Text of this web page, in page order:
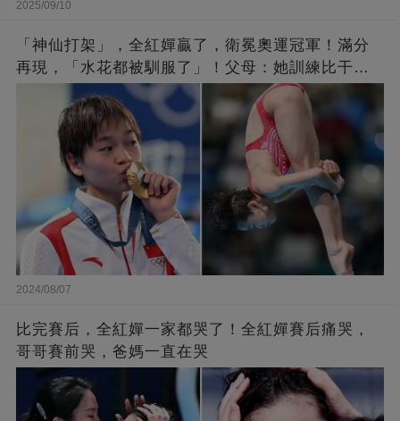
2025/09/10
「神仙打架」，全紅嬋贏了，衛冕奧運冠軍！滿分
再現，「水花都被馴服了」！父母：她訓練比干農
活累百倍！陳芋汐惜敗，獲得銀牌
2024/08/07
比完賽后，全紅嬋一家都哭了！全紅嬋賽后痛哭，
哥哥賽前哭，爸媽一直在哭